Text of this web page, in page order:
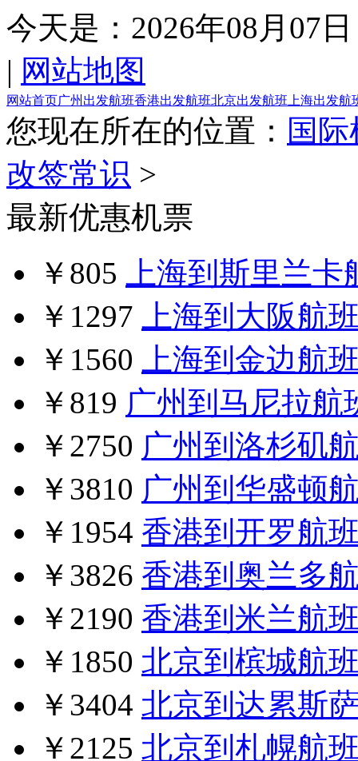
今天是： 2026年08月07日
| 网站地图
网站首页广州出发航班香港出发航班北京出发航班 上海出发航
您现在所在的位置： 国
改签常识 >
最新优惠机票
￥805
上海到斯里兰卡
￥1297
上海到大阪航
￥1560
上海到金边航
￥819 广州到马尼拉航
￥2750 广州到洛杉矶
￥3810 广州到华盛顿
￥1954 香港到开罗航
￥3826 香港到奥兰多
￥2190 香港到米兰航
￥1850 北京到槟城航
￥3404 北京到达累斯
￥2125 北京到札幌航